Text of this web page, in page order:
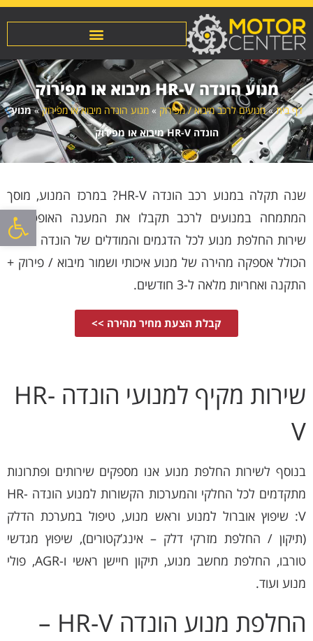
פתח
מנוע הונדה HR-V מיבוא או מפירוק
דף בית»מנועים לרכב מיבוא / מפירוק »מנוע הונדה מיבוא או מפירוק»מנוע
הונדה HR-V מיבוא או מפירוק
שנה תקלה במנוע רכב הונדה HR-V? במרכז המנוע, מוסך
המתמחה במנועים לרכב תקבלו את המענה האופטימלי:
שירות החלפת מנוע לכל הדגמים והמודלים של הונדה HR-V
הכולל אספקה מהירה של מנוע איכותי ושמור מיבוא / פירוק +
התקנה ואחריות מלאה ל-3 חודשים.
קבלת הצעת מחיר מהירה >>
שירות מקיף למנועי הונדה HR-
V
בנוסף לשירות החלפת מנוע אנו מספקים שירותים ופתרונות
מתקדמים לכל החלקי והמערכות הקשורות למנוע הונדה HR-
V: שיפוץ אוברול למנוע וראש מנוע, טיפול במערכת הדלק
(תיקון / החלפת מזרקי דלק – אינג’קטורים), שיפוץ מגדשי
טורבו, החלפת מחשב מנוע, תיקון חיישן ראשי ו-AGR, פולי
מנוע ועוד.
החלפת מנוע הונדה HR-V –